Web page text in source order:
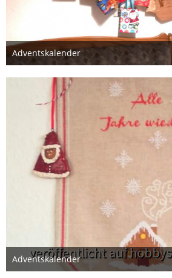
Adventskalender
1. Dezember 2019
Adventskalender
1. Dezember 2019